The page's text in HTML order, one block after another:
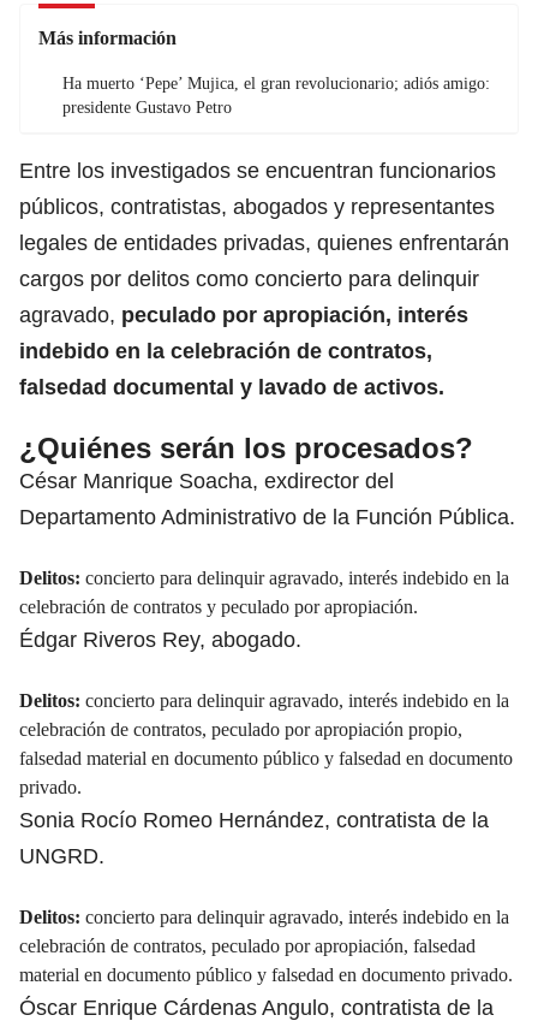
Más información
Ha muerto ‘Pepe’ Mujica, el gran revolucionario; adiós amigo:
presidente Gustavo Petro
Entre los investigados se encuentran funcionarios
públicos, contratistas, abogados y representantes
legales de entidades privadas, quienes enfrentarán
cargos por delitos como concierto para delinquir
agravado, peculado por apropiación, interés
indebido en la celebración de contratos,
falsedad documental y lavado de activos.
¿Quiénes serán los procesados?
César Manrique Soacha, exdirector del
Departamento Administrativo de la Función Pública.
Delitos: concierto para delinquir agravado, interés indebido en la
celebración de contratos y peculado por apropiación.
Édgar Riveros Rey, abogado.
Delitos: concierto para delinquir agravado, interés indebido en la
celebración de contratos, peculado por apropiación propio,
falsedad material en documento público y falsedad en documento
privado.
Sonia Rocío Romeo Hernández, contratista de la
UNGRD.
Delitos: concierto para delinquir agravado, interés indebido en la
celebración de contratos, peculado por apropiación, falsedad
material en documento público y falsedad en documento privado.
Óscar Enrique Cárdenas Angulo, contratista de la